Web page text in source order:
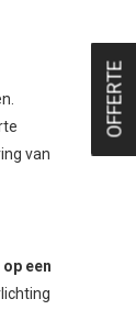
van
een
OFFERTE